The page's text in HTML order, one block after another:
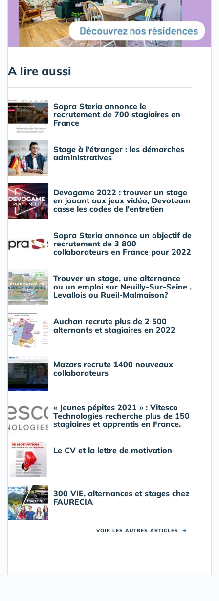
A lire aussi
Sopra Steria annonce le
recrutement de 700 stagiaires en
France
Stage à l'étranger : les démarches
administratives
Devogame 2022 : trouver un stage
en jouant aux jeux vidéo, Devoteam
casse les codes de l'entretien
Sopra Steria annonce un objectif de
recrutement de 3 800
collaborateurs en France pour 2022
Trouver un stage, une alternance
ou un emploi sur Neuilly-Sur-Seine ,
Levallois ou Rueil-Malmaison?
Auchan recrute plus de 2 500
alternants et stagiaires en 2022
Mazars recrute 1400 nouveaux
collaborateurs
« Jeunes pépites 2021 » : Vitesco
Technologies recherche plus de 150
stagiaires et apprentis en France.
Le CV et la lettre de motivation
300 VIE, alternances et stages chez
FAURECIA
VOIR LES AUTRES ARTICLES ➜